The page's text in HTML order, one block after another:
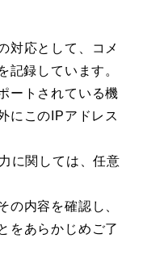
対応として、コメ
記録しています。
ートされている機
にこのIPアドレス
に関しては、任意
の内容を確認し、
をあらかじめご了